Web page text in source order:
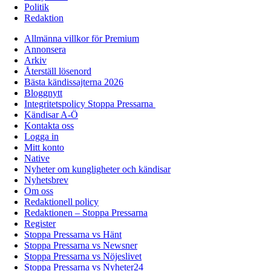
Politik
Redaktion
Allmänna villkor för Premium
Annonsera
Arkiv
Återställ lösenord
Bästa kändissajterna 2026
Bloggnytt
Integritetspolicy Stoppa Pressarna
Kändisar A-Ö
Kontakta oss
Logga in
Mitt konto
Native
Nyheter om kungligheter och kändisar
Nyhetsbrev
Om oss
Redaktionell policy
Redaktionen – Stoppa Pressarna
Register
Stoppa Pressarna vs Hänt
Stoppa Pressarna vs Newsner
Stoppa Pressarna vs Nöjeslivet
Stoppa Pressarna vs Nyheter24